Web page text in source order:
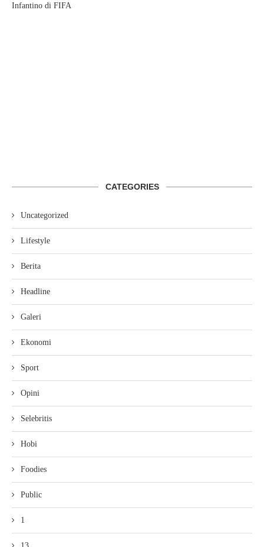
Infantino di FIFA
CATEGORIES
Uncategorized
Lifestyle
Berita
Headline
Galeri
Ekonomi
Sport
Opini
Selebritis
Hobi
Foodies
Public
1